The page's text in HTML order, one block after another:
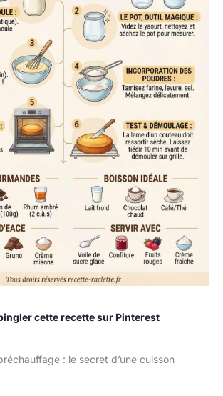
cette recette sur Pinterest
: le secret d’une cuisson